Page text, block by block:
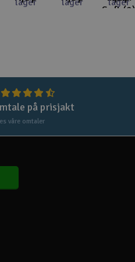
lager
lager
Soft (2)
lager
på prisjakt
våre omtaler